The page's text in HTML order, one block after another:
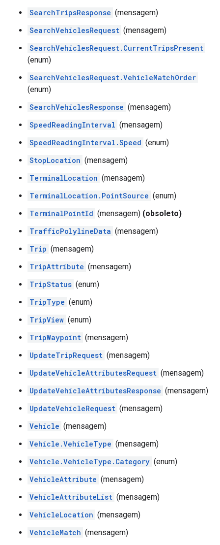
SearchTripsResponse (mensagem)
SearchVehiclesRequest (mensagem)
SearchVehiclesRequest.CurrentTripsPresent
(enum)
SearchVehiclesRequest.VehicleMatchOrder
(enum)
SearchVehiclesResponse (mensagem)
SpeedReadingInterval (mensagem)
SpeedReadingInterval.Speed (enum)
StopLocation (mensagem)
TerminalLocation (mensagem)
TerminalLocation.PointSource (enum)
TerminalPointId (mensagem) (obsoleto)
TrafficPolylineData (mensagem)
Trip (mensagem)
TripAttribute (mensagem)
TripStatus (enum)
TripType (enum)
TripView (enum)
TripWaypoint (mensagem)
UpdateTripRequest (mensagem)
UpdateVehicleAttributesRequest (mensagem)
UpdateVehicleAttributesResponse (mensagem)
UpdateVehicleRequest (mensagem)
Vehicle (mensagem)
Vehicle.VehicleType (mensagem)
Vehicle.VehicleType.Category (enum)
VehicleAttribute (mensagem)
VehicleAttributeList (mensagem)
VehicleLocation (mensagem)
VehicleMatch (mensagem)